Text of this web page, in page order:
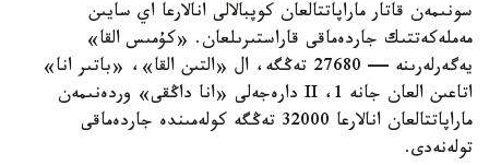
سونىمەن قاتار ماراپاتتالعان كوپبالالى انالارعا اي سايىن
مەملەكەتتىك جاردەماقى قاراستىرىلعان. «كۇمىس القا»
يەگەرلەرىنە — 27680 تەڭگە، ال «التىن القا»، «باتىر انا»
اتاعىن العان جانە 1، II دارەجەلى «انا داڭقى» وردەنىمەن
ماراپاتتالعان انالارعا 32000 تەڭگە كولەمىندە جاردەماقى
تولەنەدى.